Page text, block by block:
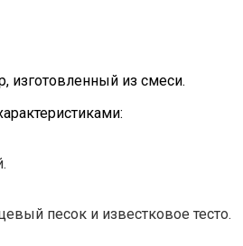
изготовленный из смеси.
песок и известковое тесто.